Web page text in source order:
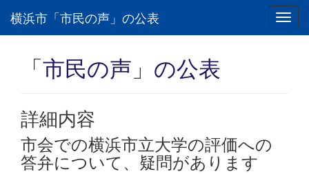
横浜市「市民の声」の公表
「市民の声」の公表
詳細内容
市会での横浜市立大学の評価への
答弁について、疑問があります